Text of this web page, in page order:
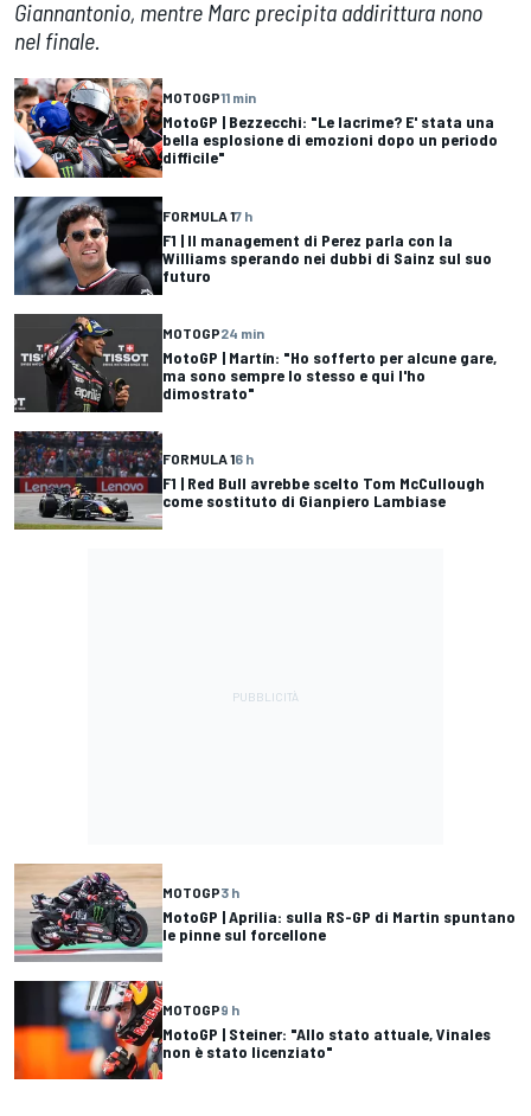
Giannantonio, mentre Marc precipita addirittura nono
nel finale.
MOTOGP11 min
MotoGP | Bezzecchi: "Le lacrime? E' stata una
bella esplosione di emozioni dopo un periodo
difficile"
FORMULA 17 h
F1 | Il management di Perez parla con la
Williams sperando nei dubbi di Sainz sul suo
futuro
MOTOGP24 min
MotoGP | Martín: "Ho sofferto per alcune gare,
ma sono sempre lo stesso e qui l'ho
dimostrato"
FORMULA 16 h
F1 | Red Bull avrebbe scelto Tom McCullough
come sostituto di Gianpiero Lambiase
MOTOGP3 h
MotoGP | Aprilia: sulla RS-GP di Martin spuntano
le pinne sul forcellone
MOTOGP9 h
MotoGP | Steiner: "Allo stato attuale, Vinales
non è stato licenziato"